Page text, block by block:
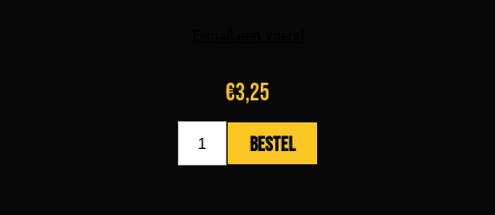
€3,25